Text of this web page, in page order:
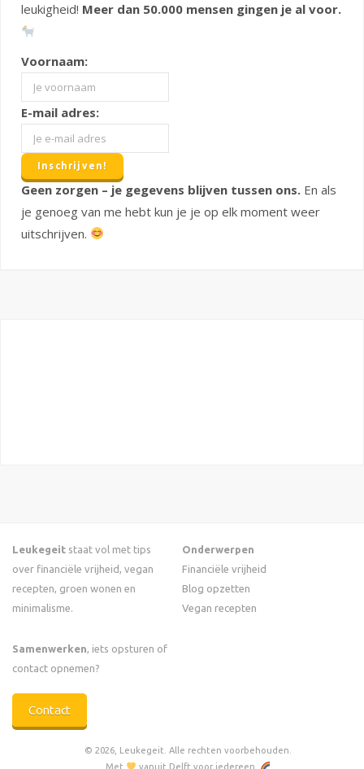
leukigheid! Meer dan 50.000 mensen gingen je al voor.
Voornaam:
E-mail adres:
Geen zorgen – je gegevens blijven tussen ons. En als
je genoeg van me hebt kun je je op elk moment weer
uitschrijven.
Leukegeit staat vol met tips
over financiële vrijheid, vegan
recepten, groen wonen en
minimalisme.
Samenwerken, iets opsturen of
contact opnemen?
Contact
Onderwerpen
Financiële vrijheid
Blog opzetten
Vegan recepten
© 2026, Leukegeit. Alle rechten voorbehouden.
Met
vanuit Delft voor iedereen.